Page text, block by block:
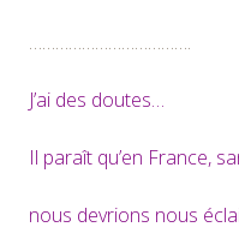
J’ai des doutes…
Il paraît qu’en France,
nous devrions nous